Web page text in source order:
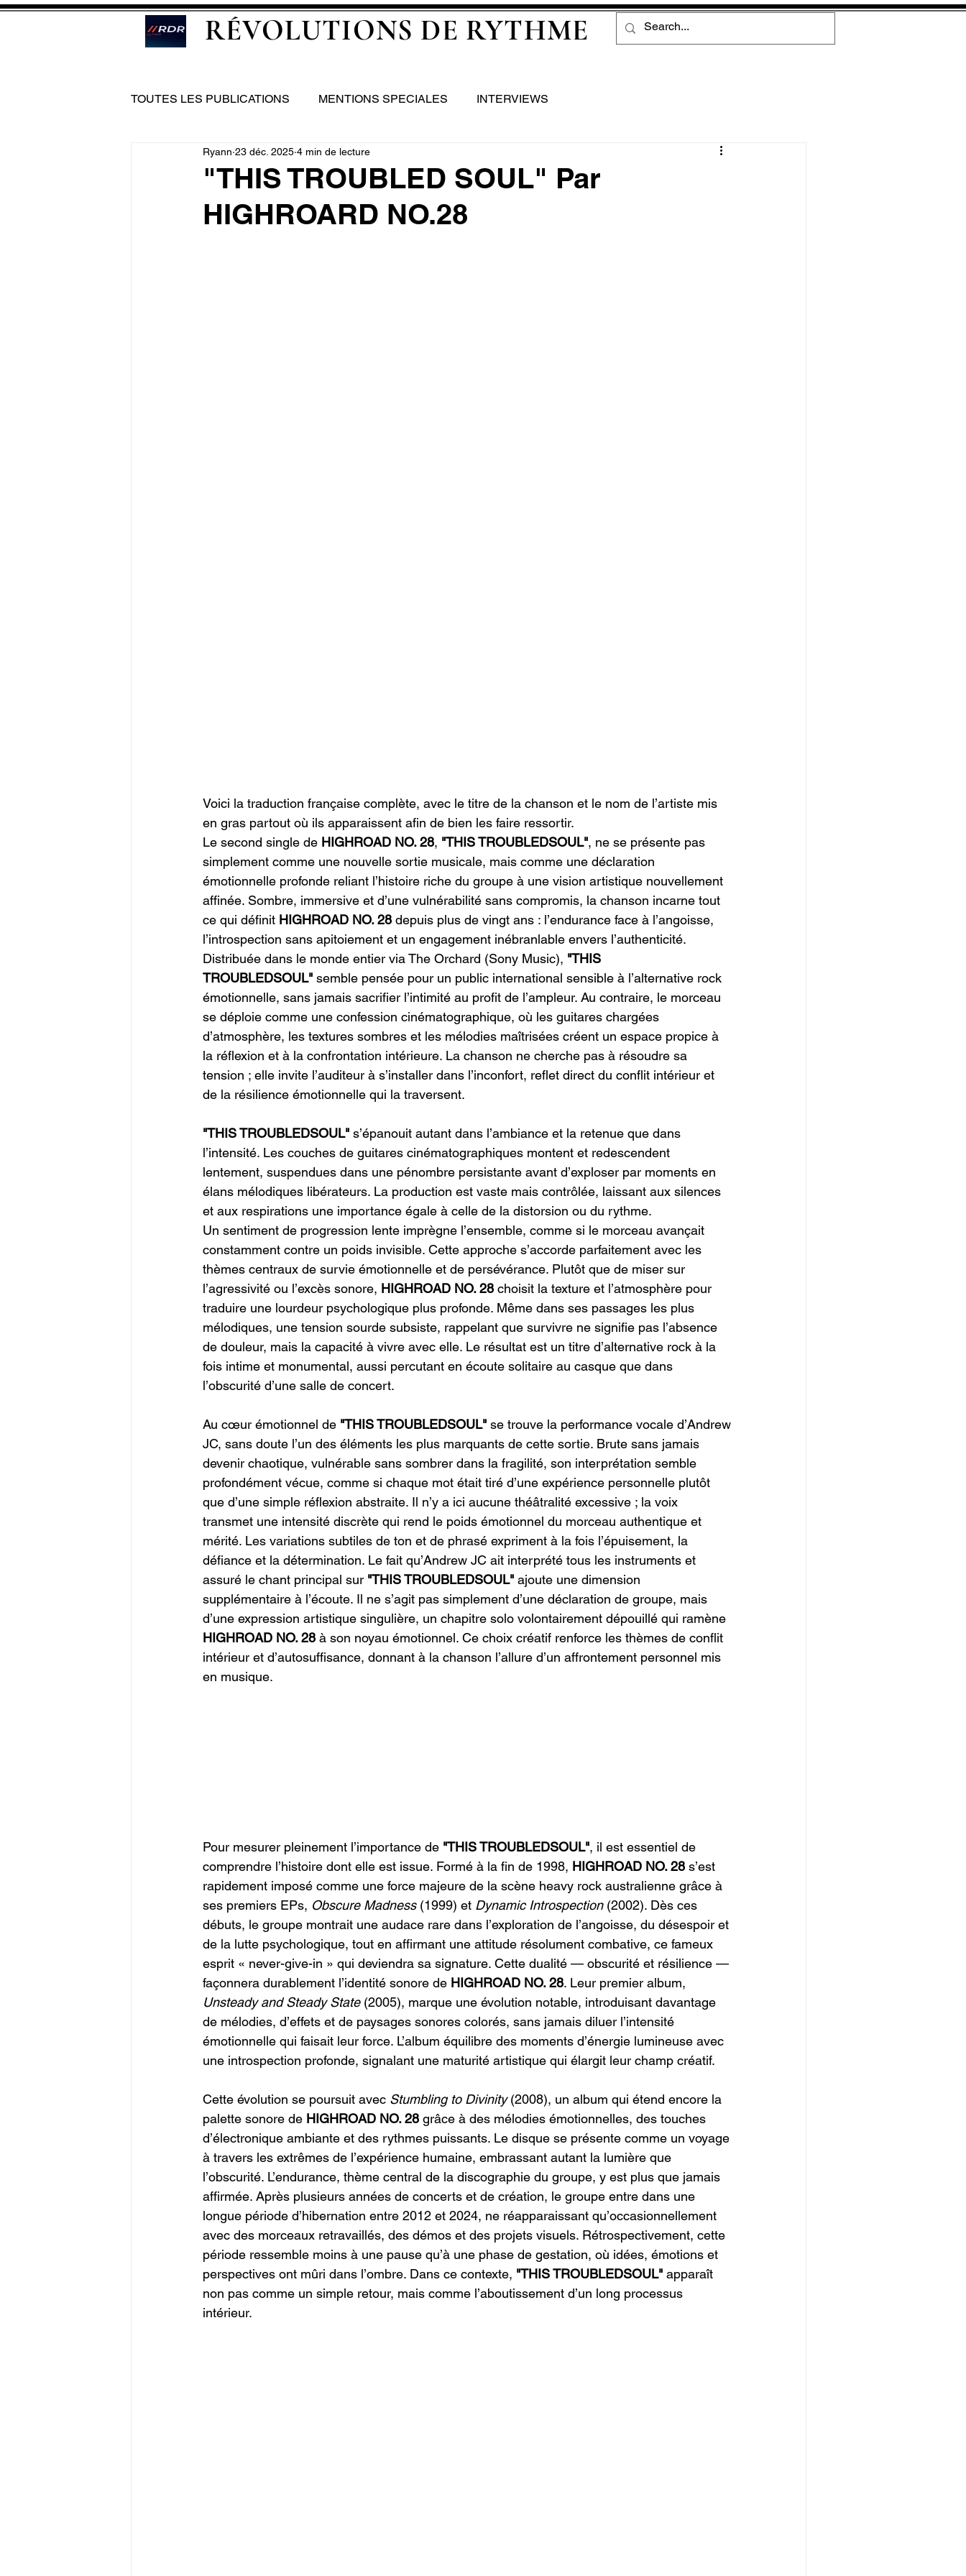
RÉVOLUTIONS DE RYTHME
TOUTES LES PUBLICATIONS MENTIONS SPECIALES INTERVIEWS
"THIS TROUBLED SOUL" Par
HIGHROARD NO.28
Ryann 23 déc. 2025 4 min de lecture
Voici la traduction française complète, avec le titre de la chanson et le nom de l’artiste mis
en gras partout où ils apparaissent afin de bien les faire ressortir.
Le second single de HIGHROAD NO. 28, "THIS TROUBLEDSOUL", ne se présente pas
simplement comme une nouvelle sortie musicale, mais comme une déclaration
émotionnelle profonde reliant l’histoire riche du groupe à une vision artistique nouvellement
affinée. Sombre, immersive et d’une vulnérabilité sans compromis, la chanson incarne tout
ce qui définit HIGHROAD NO. 28 depuis plus de vingt ans : l’endurance face à l’angoisse,
l’introspection sans apitoiement et un engagement inébranlable envers l’authenticité.
Distribuée dans le monde entier via The Orchard (Sony Music), "THIS
TROUBLEDSOUL" semble pensée pour un public international sensible à l’alternative rock
émotionnelle, sans jamais sacrifier l’intimité au profit de l’ampleur. Au contraire, le morceau
se déploie comme une confession cinématographique, où les guitares chargées
d’atmosphère, les textures sombres et les mélodies maîtrisées créent un espace propice à
la réflexion et à la confrontation intérieure. La chanson ne cherche pas à résoudre sa
tension ; elle invite l’auditeur à s’installer dans l’inconfort, reflet direct du conflit intérieur et
de la résilience émotionnelle qui la traversent.
"THIS TROUBLEDSOUL" s’épanouit autant dans l’ambiance et la retenue que dans
l’intensité. Les couches de guitares cinématographiques montent et redescendent
lentement, suspendues dans une pénombre persistante avant d’exploser par moments en
élans mélodiques libérateurs. La production est vaste mais contrôlée, laissant aux silences
et aux respirations une importance égale à celle de la distorsion ou du rythme.
Un sentiment de progression lente imprègne l’ensemble, comme si le morceau avançait
constamment contre un poids invisible. Cette approche s’accorde parfaitement avec les
thèmes centraux de survie émotionnelle et de persévérance. Plutôt que de miser sur
l’agressivité ou l’excès sonore, HIGHROAD NO. 28 choisit la texture et l’atmosphère pour
traduire une lourdeur psychologique plus profonde. Même dans ses passages les plus
mélodiques, une tension sourde subsiste, rappelant que survivre ne signifie pas l’absence
de douleur, mais la capacité à vivre avec elle. Le résultat est un titre d’alternative rock à la
fois intime et monumental, aussi percutant en écoute solitaire au casque que dans
l’obscurité d’une salle de concert.
Au cœur émotionnel de "THIS TROUBLEDSOUL" se trouve la performance vocale d’Andrew
JC, sans doute l’un des éléments les plus marquants de cette sortie. Brute sans jamais
devenir chaotique, vulnérable sans sombrer dans la fragilité, son interprétation semble
profondément vécue, comme si chaque mot était tiré d’une expérience personnelle plutôt
que d’une simple réflexion abstraite. Il n’y a ici aucune théâtralité excessive ; la voix
transmet une intensité discrète qui rend le poids émotionnel du morceau authentique et
mérité. Les variations subtiles de ton et de phrasé expriment à la fois l’épuisement, la
défiance et la détermination. Le fait qu’Andrew JC ait interprété tous les instruments et
assuré le chant principal sur "THIS TROUBLEDSOUL" ajoute une dimension
supplémentaire à l’écoute. Il ne s’agit pas simplement d’une déclaration de groupe, mais
d’une expression artistique singulière, un chapitre solo volontairement dépouillé qui ramène
HIGHROAD NO. 28 à son noyau émotionnel. Ce choix créatif renforce les thèmes de conflit
intérieur et d’autosuffisance, donnant à la chanson l’allure d’un affrontement personnel mis
en musique.
Pour mesurer pleinement l’importance de "THIS TROUBLEDSOUL", il est essentiel de
comprendre l’histoire dont elle est issue. Formé à la fin de 1998, HIGHROAD NO. 28 s’est
rapidement imposé comme une force majeure de la scène heavy rock australienne grâce à
ses premiers EPs, Obscure Madness (1999) et Dynamic Introspection (2002). Dès ces
débuts, le groupe montrait une audace rare dans l’exploration de l’angoisse, du désespoir et
de la lutte psychologique, tout en affirmant une attitude résolument combative, ce fameux
esprit « never-give-in » qui deviendra sa signature. Cette dualité — obscurité et résilience —
façonnera durablement l’identité sonore de HIGHROAD NO. 28. Leur premier album,
Unsteady and Steady State (2005), marque une évolution notable, introduisant davantage
de mélodies, d’effets et de paysages sonores colorés, sans jamais diluer l’intensité
émotionnelle qui faisait leur force. L’album équilibre des moments d’énergie lumineuse avec
une introspection profonde, signalant une maturité artistique qui élargit leur champ créatif.
Cette évolution se poursuit avec Stumbling to Divinity (2008), un album qui étend encore la
palette sonore de HIGHROAD NO. 28 grâce à des mélodies émotionnelles, des touches
d’électronique ambiante et des rythmes puissants. Le disque se présente comme un voyage
à travers les extrêmes de l’expérience humaine, embrassant autant la lumière que
l’obscurité. L’endurance, thème central de la discographie du groupe, y est plus que jamais
affirmée. Après plusieurs années de concerts et de création, le groupe entre dans une
longue période d’hibernation entre 2012 et 2024, ne réapparaissant qu’occasionnellement
avec des morceaux retravaillés, des démos et des projets visuels. Rétrospectivement, cette
période ressemble moins à une pause qu’à une phase de gestation, où idées, émotions et
perspectives ont mûri dans l’ombre. Dans ce contexte, "THIS TROUBLEDSOUL" apparaît
non pas comme un simple retour, mais comme l’aboutissement d’un long processus
intérieur.